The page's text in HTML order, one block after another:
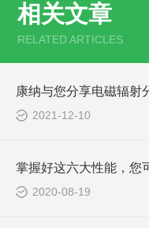
相关文章
RELATED ARTICLES
2021-12-10
2020-08-19